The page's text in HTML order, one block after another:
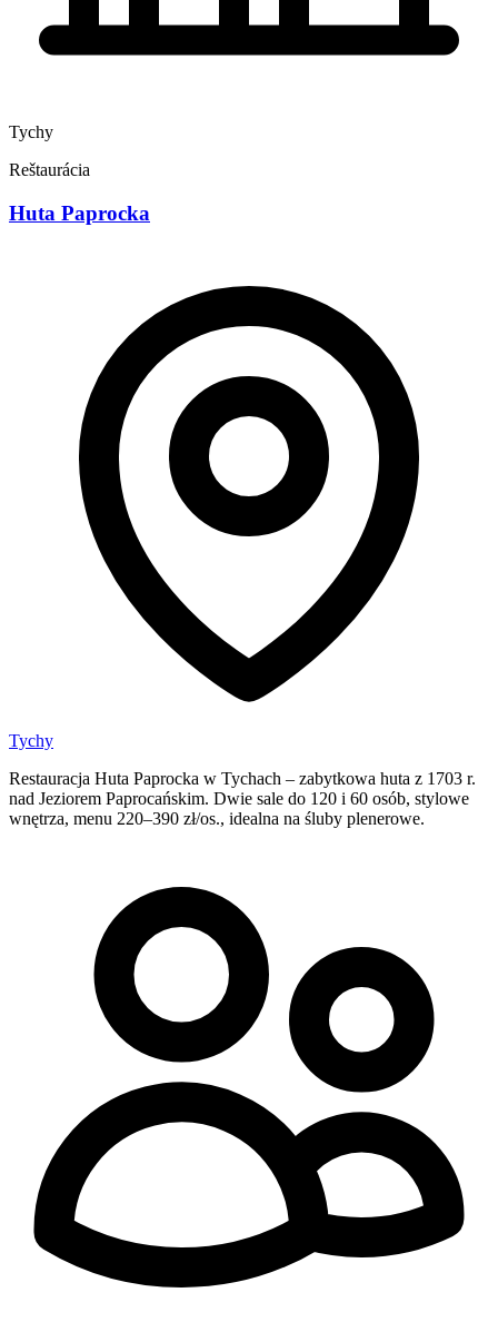
Tychy
Reštaurácia
Huta Paprocka
Tychy
Restauracja Huta Paprocka w Tychach – zabytkowa huta z 1703 r.
nad Jeziorem Paprocańskim. Dwie sale do 120 i 60 osób, stylowe
wnętrza, menu 220–390 zł/os., idealna na śluby plenerowe.